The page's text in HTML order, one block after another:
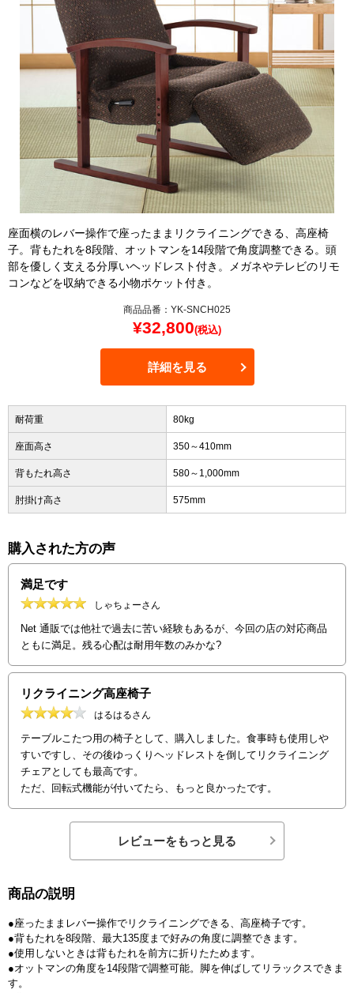
座面横のレバー操作で座ったままリクライニングできる、高座椅
子。背もたれを8段階、オットマンを14段階で角度調整できる。頭
部を優しく支える分厚いヘッドレスト付き。メガネやテレビのリモ
コンなどを収納できる小物ポケット付き。
商品品番：YK-SNCH025
¥32,800(税込)
詳細を見る
耐荷重 80kg
座面高さ 350～410mm
背もたれ高さ 580～1,000mm
肘掛け高さ 575mm
購入された方の声
満足です
しゃちょーさん
Net 通販では他社で過去に苦い経験もあるが、今回の店の対応商品
ともに満足。残る心配は耐用年数のみかな?
リクライニング高座椅子
はるはるさん
テーブルこたつ用の椅子として、購入しました。食事時も使用しや
すいですし、その後ゆっくりヘッドレストを倒してリクライニング
チェアとしても最高です。
ただ、回転式機能が付いてたら、もっと良かったです。
レビューをもっと見る
商品の説明
●座ったままレバー操作でリクライニングできる、高座椅子です。
●背もたれを8段階、最大135度まで好みの角度に調整できます。
●使用しないときは背もたれを前方に折りたためます。
●オットマンの角度を14段階で調整可能。脚を伸ばしてリラックスできま
す。